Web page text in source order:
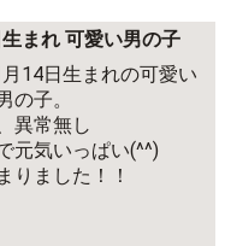
まれ 可愛い男の子
14日生まれの可愛い
の子。
異常無し
元気いっぱい(^^)
りました！！